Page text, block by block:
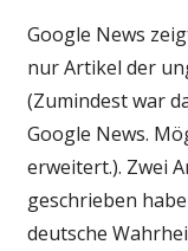
Politik
Technik
Google News
nur Artikel der
(Zumindest war
Google News.
erweitert.). Zwei
geschrieben
deutsche